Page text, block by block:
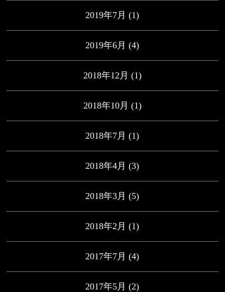
2019年7月 (1)
2019年6月 (4)
2018年12月 (1)
2018年10月 (1)
2018年7月 (1)
2018年4月 (3)
2018年3月 (5)
2018年2月 (1)
2017年7月 (4)
2017年5月 (2)